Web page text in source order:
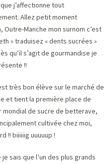
j’affectionne tout
Allez petit moment
Outre-Manche mon surnom c’est
» traduisez « dents sucrées »
qu’il s’agit de gourmandise je
!!
très bon élève sur le marché de
et tient la première place de
mondial de sucre de betterave,
cultivée chez moi,
!! biiiiiig uuuuup !
je sais que l’un des plus grands